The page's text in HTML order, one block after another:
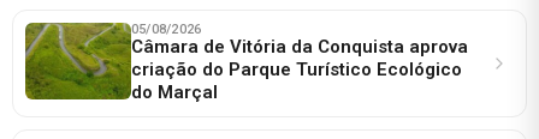
05/08/2026
Câmara de Vitória da Conquista aprova
criação do Parque Turístico Ecológico
do Marçal